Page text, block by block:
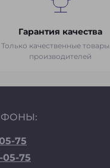
Гарантия качества
Только качественные товары
производителей
75
05-75